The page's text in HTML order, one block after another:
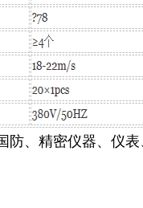
防、精密仪器、仪